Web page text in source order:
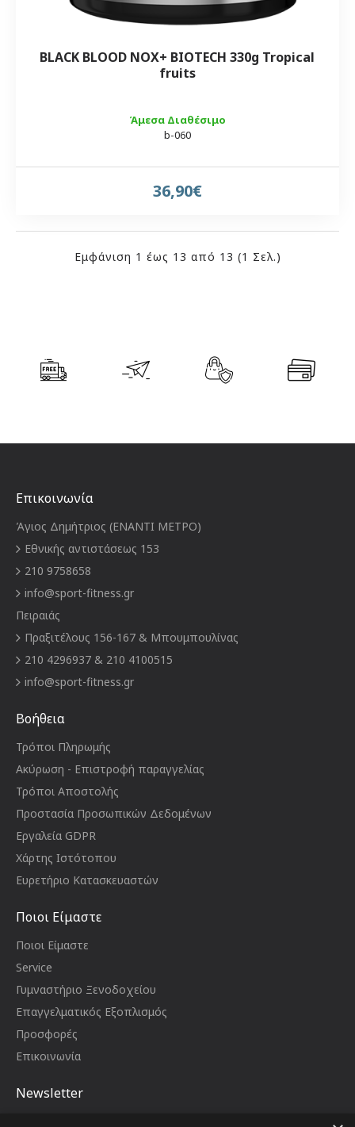
Άμεσα Διαθέσιμο
b-060
BLACK BLOOD NOX+ BIOTECH 330g Tropical
fruits
36,90€
Εμφάνιση 1 έως 13 από 13 (1 Σελ.)
Επικοινωνία
Άγιος Δημήτριος (ΕΝΑΝΤΙ ΜΕΤΡΟ)
Εθνικής αντιστάσεως 153
210 9758658
info@sport-fitness.gr
Πειραιάς
Πραξιτέλους 156-167 & Μπουμπουλίνας
210 4296937 & 210 4100515
info@sport-fitness.gr
Βοήθεια
Τρόποι Πληρωμής
Ακύρωση - Επιστροφή παραγγελίας
Τρόποι Αποστολής
Προστασία Προσωπικών Δεδομένων
Εργαλεία GDPR
Χάρτης Ιστότοπου
Ευρετήριο Κατασκευαστών
Ποιοι Είμαστε
Ποιοι Είμαστε
Service
Γυμναστήριο Ξενοδοχείου
Επαγγελματικός Εξοπλισμός
Προσφορές
Επικοινωνία
Newsletter